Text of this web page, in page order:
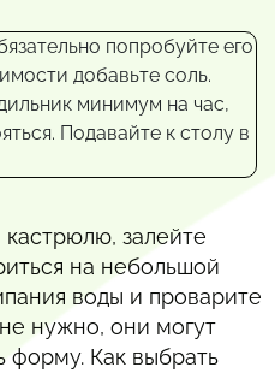
залейте
на небольшой
воды и проварите
нужно, они могут
форму. Как выбрать